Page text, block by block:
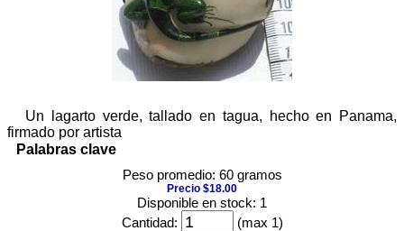
Un lagarto verde, tallado en tagua, hecho en Panama,
firmado por artista
Palabras clave
Peso promedio: 60 gramos
Precio $18.00
Disponible en stock: 1
Cantidad:
(max 1)